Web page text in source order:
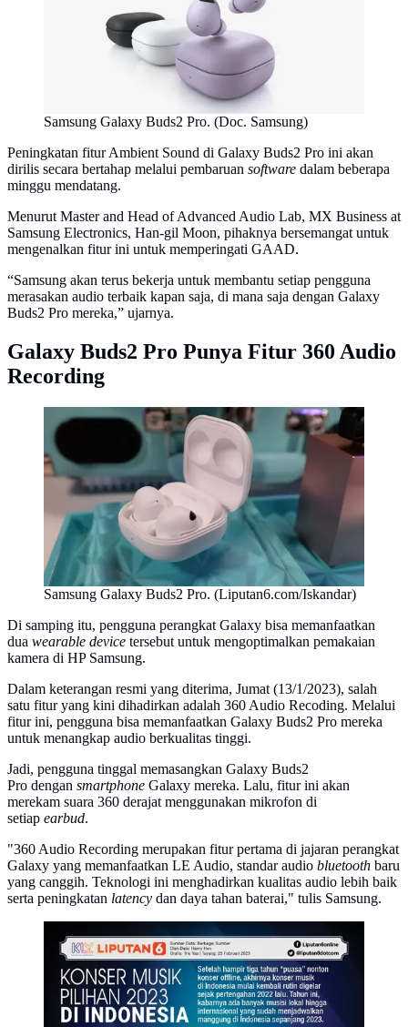
Samsung Galaxy Buds2 Pro. (Doc. Samsung)
Peningkatan fitur Ambient Sound di Galaxy Buds2 Pro ini akan
dirilis secara bertahap melalui pembaruan software dalam beberapa
minggu mendatang.
Menurut Master and Head of Advanced Audio Lab, MX Business at
Samsung Electronics, Han-gil Moon, pihaknya bersemangat untuk
mengenalkan fitur ini untuk memperingati GAAD.
“Samsung akan terus bekerja untuk membantu setiap pengguna
merasakan audio terbaik kapan saja, di mana saja dengan Galaxy
Buds2 Pro mereka,” ujarnya.
Galaxy Buds2 Pro Punya Fitur 360 Audio
Recording
Samsung Galaxy Buds2 Pro. (Liputan6.com/Iskandar)
Di samping itu, pengguna perangkat Galaxy bisa memanfaatkan
dua wearable device tersebut untuk mengoptimalkan pemakaian
kamera di HP Samsung.
Dalam keterangan resmi yang diterima, Jumat (13/1/2023), salah
satu fitur yang kini dihadirkan adalah 360 Audio Recoding. Melalui
fitur ini, pengguna bisa memanfaatkan Galaxy Buds2 Pro mereka
untuk menangkap audio berkualitas tinggi.
Jadi, pengguna tinggal memasangkan Galaxy Buds2
Pro dengan smartphone Galaxy mereka. Lalu, fitur ini akan
merekam suara 360 derajat menggunakan mikrofon di
setiap earbud.
"360 Audio Recording merupakan fitur pertama di jajaran perangkat
Galaxy yang memanfaatkan LE Audio, standar audio bluetooth baru
yang canggih. Teknologi ini menghadirkan kualitas audio lebih baik
serta peningkatan latency dan daya tahan baterai," tulis Samsung.